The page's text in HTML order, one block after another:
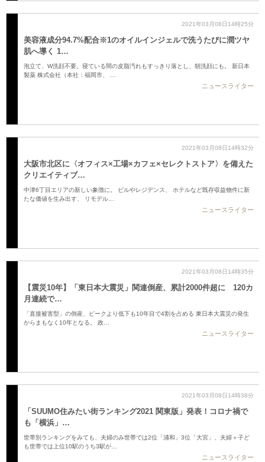
2021年03月08日14時25分
美容液成分94.7%配合※1のオイルインジェルで洗うたびに潤ツヤ
肌へ導く 1…
泡立て、W洗顔不要。寝ている間の皮脂汚れもすっきり落とし、朝洗顔にも。 新日本
製薬 株式会社（本社：福岡市、 …
ニュースライター
2021年03月08日14時32分
大阪市北区に〈オフィス×工場×カフェ×セレクトストア〉を備えた
クリエイティブ…
中津6丁目エリアの新しい象徴に。 ビルやレジデンス、 ホテルなど既存収益物件に新
たな価値を生み出す、 リモデル…
ニュースライター
2021年03月08日14時35分
【震災10年】「東日本大震災」関連倒産、累計2000件超に 120カ
月連続で…
「直接被害型」の倒産、ピークより低下も10年目で4割を占める 東日本大震災の発生
からまもなく10年となる。 政…
ニュースライター
2021年03月08日14時38分
「SUUMO住みたい街ランキング2021 関東版」発表！コロナ禍で
も「横浜」…
世帯別ランキングをみても、夫婦のみ世帯では2位「浦和」3位「大宮」、夫婦＋子ど
も世帯では上位10駅のうち3駅が…
ニュースライター